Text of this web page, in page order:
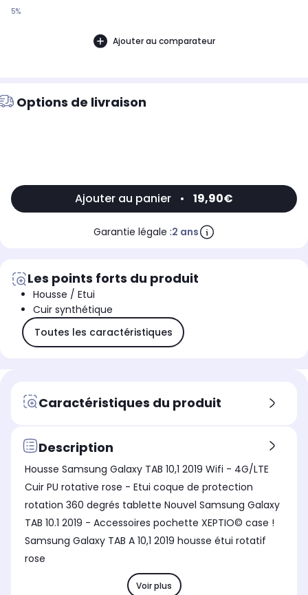
5%
Ajouter au comparateur
Options de livraison
Ajouter au panier • 19,90€
Garantie légale :2 ans
Les points forts du produit
Housse / Etui
Cuir synthétique
Toutes les caractéristiques
Caractéristiques du produit
Description
Housse Samsung Galaxy TAB 10,1 2019 Wifi - 4G/LTE
Cuir PU rotative rose - Etui coque de protection
rotation 360 degrés tablette Nouvel Samsung Galaxy
TAB 10.1 2019 - Accessoires pochette XEPTIO© case !
Samsung Galaxy TAB A 10,1 2019 housse étui rotatif
rose
Voir plus